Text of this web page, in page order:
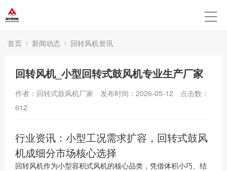
首页 新闻动态 回转风机资讯
回转风机_小型回转式鼓风机专业生产厂家
作者：回转式鼓风机厂家 发布时间：2026-05-12
点击数：
612
行业资讯：小型工况需求扩容，回转式鼓风
机成细分市场核心选择
回转风机作为小型容积式风机的核心品类，凭借体积小巧、结